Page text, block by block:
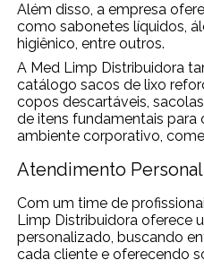
Além disso, a empresa
como sabonetes líquidos,
higiênico, entre outros.
A Med Limp Distribuidora
catálogo sacos de lixo
copos descartáveis,
de itens fundamentais para
ambiente corporativo,
Atendimento
Com um time de
Limp Distribuidora oferece
personalizado, buscando
cada cliente e oferecendo